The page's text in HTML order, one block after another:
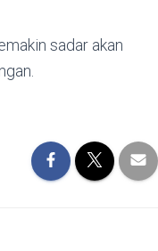
sadar akan